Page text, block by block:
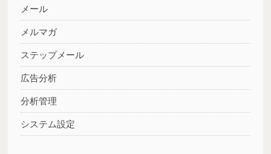
メール
メルマガ
ステップメール
広告分析
分析管理
システム設定